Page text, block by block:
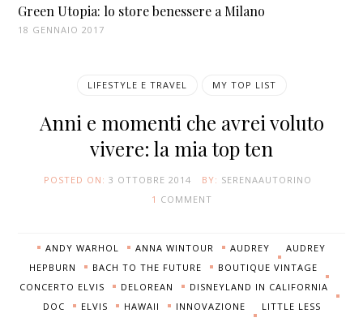
Green Utopia: lo store benessere a Milano
18 GENNAIO 2017
LIFESTYLE E TRAVEL MY TOP LIST
Anni e momenti che avrei voluto
vivere: la mia top ten
POSTED ON: 3 OTTOBRE 2014 BY: SERENAAUTORINO
1 COMMENT
ANDY WARHOL ANNA WINTOUR AUDREY
AUDREY
HEPBURN
BACH TO THE FUTURE
BOUTIQUE VINTAGE
CONCERTO ELVIS
DELOREAN
DISNEYLAND IN CALIFORNIA
DOC
ELVIS HAWAII INNOVAZIONE
LITTLE LESS